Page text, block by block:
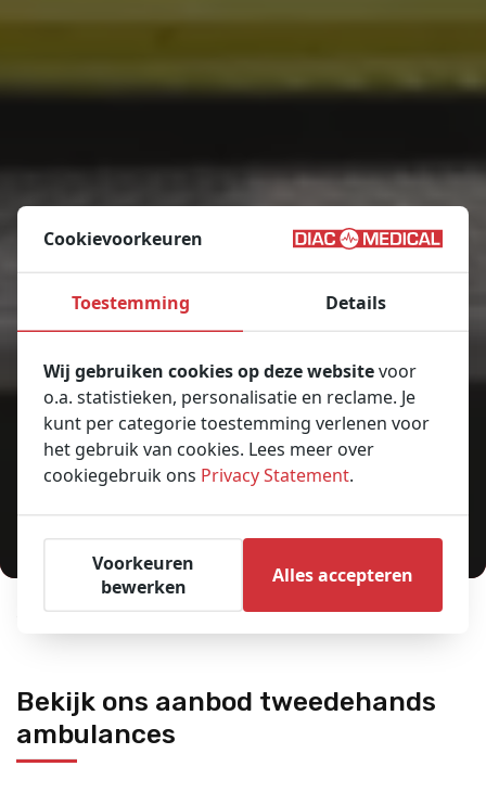
Je bent hier: Home Ambulances
Bekijk ons aanbod tweedehands
ambulances
Cookievoorkeuren
Toestemming Details
Wij gebruiken cookies op deze websitevoor
o.a. statistieken, personalisatie en reclame. Je
kunt per categorie toestemming verlenen voor
het gebruik van cookies. Lees meer over
cookiegebruik ons Privacy Statement.
Voorkeuren
bewerken
Alles accepteren